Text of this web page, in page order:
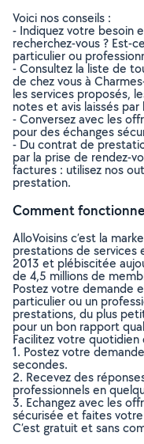
Voici nos conseils :
- Indiquez votre besoin
recherchez-vous ? Est-
particulier ou
- Consultez la liste de
de chez vous à
les services proposés,
notes et avis laissés par
- Conversez avec les
pour des échanges
- Du contrat de
par la prise de rendez-
factures : utilisez nos
prestation.
Comment
AlloVoisins c’est la
prestations de services
2013 et plébiscitée
de 4,5 millions de
Postez votre demande
particulier ou un
prestations, du plus
pour un bon rapport
Facilitez votre quotidien
1. Postez votre
secondes.
2. Recevez des
professionnels en
3. Echangez avec les
sécurisée et faites
C’est gratuit et sans